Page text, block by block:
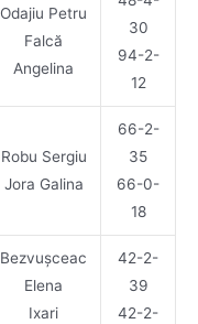
Odajiu Petru
Falcă
Angelina
30
94-2-
12
Robu Sergiu
Jora Galina
66-2-
35
66-0-
18
Bezvușceac
Elena
Ixari
42-2-
39
42-2-